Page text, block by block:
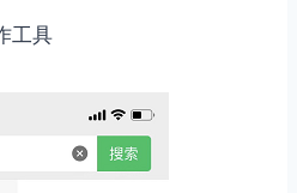
工具